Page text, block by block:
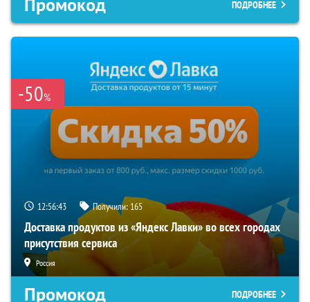
Промокод ПОДРОБНЕЕ
-50%
12:56:43 Получили: 165
Доставка продуктов из «Яндекс Лавки» во всех городах
присутствия сервиса
Россия
Промокод ПОДРОБНЕЕ